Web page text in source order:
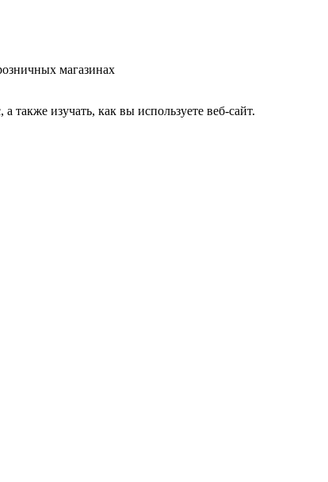
магазинах
изучать, как вы используете веб-сайт.